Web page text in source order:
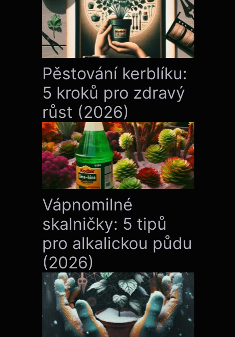
Pěstování kerblíku:
5 kroků pro zdravý
růst (2026)
Vápnomilné
skalničky: 5 tipů
pro alkalickou půdu
(2026)